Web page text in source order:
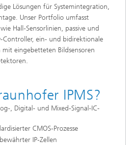
Lösungen für Systemintegration,
Unser Portfolio umfasst
Hall-Sensorlinien, passive und
Controller, ein- und bidirektionale
eingebetteten Bildsensoren
IPMS?
, Digital- und Mixed-Signal-IC-
CMOS-Prozesse
IP-Zellen